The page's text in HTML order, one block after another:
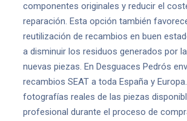
componentes originales y reducir el
reparación. Esta opción también
reutilización de recambios en buen
a disminuir los residuos generados por
nuevas piezas. En Desguaces Pedrós
recambios SEAT a toda España y
fotografías reales de las piezas
profesional durante el proceso de